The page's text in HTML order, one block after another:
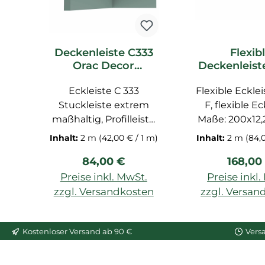
Deckenleiste C333
Orac Decor
Eckleiste C 333
Stuckleiste extrem
maßhaltig, Profilleiste
für Decke
aus Polyurethan-
Hartschaum, Maße:
200x12,2x11,1 cm
Inhalt: 2 m (42,00 € / 1 m)
Regulärer Preis:
84,00 €
Preise inkl. MwSt.
zzgl. Versandkosten
Flexible
F, flexible
Maße:
Stuckleiste,
vorgrundiert,
aus
cm.
Inhalt: 2 m
Preise inkl.
zzgl.
Kostenloser Versand ab 90 €